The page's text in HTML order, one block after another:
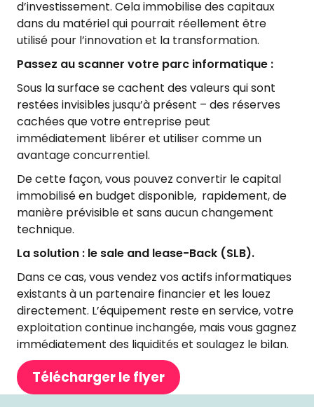
d’investissement. Cela immobilise des capitaux
dans du matériel qui pourrait réellement être
utilisé pour l’innovation et la transformation.
Passez au scanner votre parc informatique :
Sous la surface se cachent des valeurs qui sont
restées invisibles jusqu’à présent – des réserves
cachées que votre entreprise peut
immédiatement libérer et utiliser comme un
avantage concurrentiel.
De cette façon, vous pouvez convertir le capital
immobilisé en budget disponible, rapidement, de
manière prévisible et sans aucun changement
technique.
La solution : le sale and lease-Back (SLB).
Dans ce cas, vous vendez vos actifs informatiques
existants à un partenaire financier et les louez
directement. L’équipement reste en service, votre
exploitation continue inchangée, mais vous gagnez
immédiatement des liquidités et soulagez le bilan.
Télécharger le flyer